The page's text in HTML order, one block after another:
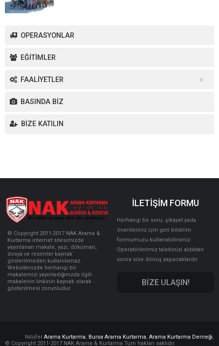
OPERASYONLAR
EĞİTİMLER
FAALİYETLER
Yurt İçi Faaliyetler
Yurt Dışı Faaliyetler
BASINDA BİZ
BİZE KATILIN
© Copyright 2011-2017 NAK Arama &
Kurtarma internet sitesimizde
yayınlanan makale, yazı, döküman,
dosya ve resimler kaynak
gösterilmeden kullanılamaz.
Websitenizde herhangi bir
makalemizi yayınladığınızda ilgili
makalenin linkinin kaynak olarak
gösterilmesi zorunludur.
İLETİŞİM FORMU
Herhangi bir soru, şikayet yada
önerileriniz için geri bildirim
formumuzu kullanabilirsiniz.
Operatörlerimiz talebinizi aldıktan
sonra size dönüş yapacaklardır.
BİZE ULAŞIN!
Nilüfer Arama Kurtarma, Bursa Arama Kurtarma, Arama Kurtarma Derneği,
© Copyright 2011-2017 NAK Arama & Kurtarma Tüm hakları saklıdır.